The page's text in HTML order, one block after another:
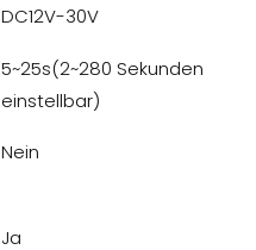
DC12V-30V
5~25s(2~280 Sekunden
einstellbar)
Nein
Ja